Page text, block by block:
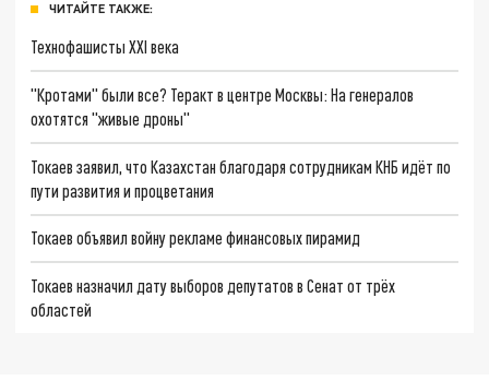
ЧИТАЙТЕ ТАКЖЕ:
Технофашисты XXI века
"Кротами" были все? Теракт в центре Москвы: На генералов
охотятся "живые дроны"
Токаев заявил, что Казахстан благодаря сотрудникам КНБ идёт по
пути развития и процветания
Токаев объявил войну рекламе финансовых пирамид
Токаев назначил дату выборов депутатов в Сенат от трёх
областей